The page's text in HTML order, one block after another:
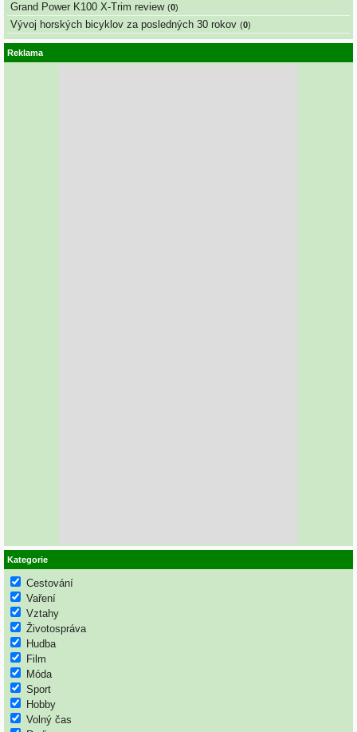
Grand Power K100 X-Trim review (0)
Vývoj horských bicyklov za posledných 30 rokov (0)
Reklama
Kategorie
Cestování
Vaření
Vztahy
Životospráva
Hudba
Film
Móda
Sport
Hobby
Volný čas